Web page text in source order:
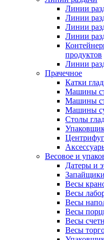
Линии
Линии
Линии
Линии
продуктов
Линии
Прачечное
Катки
Машины
Машины
Машины
Столы
Весовое и
Датеры и
Весы
Весы
Весы
Весы
Весы
Весы